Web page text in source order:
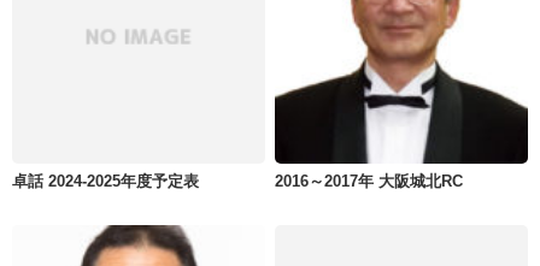
卓話 2024-2025年度予定表 2016～2017年 大阪城北RC